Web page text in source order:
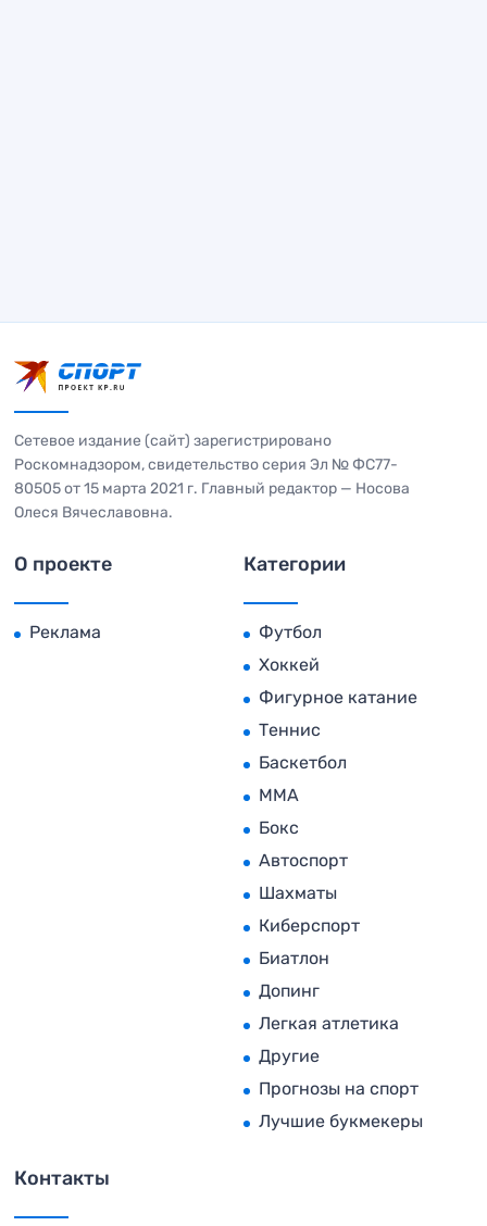
Сетевое издание (сайт) зарегистрировано
Роскомнадзором, свидетельство серия Эл № ФС77-
80505 от 15 марта 2021 г. Главный редактор — Носова
Олеся Вячеславовна.
О проекте
Реклама
Категории
Футбол
Хоккей
Фигурное катание
Теннис
Баскетбол
MMA
Бокс
Автоспорт
Шахматы
Киберспорт
Биатлон
Допинг
Легкая атлетика
Другие
Прогнозы на спорт
Лучшие букмекеры
Контакты